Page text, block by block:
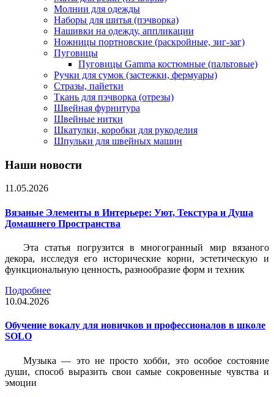
Молнии для одежды
Наборы для шитья (пэчворка)
Нашивки на одежду, аппликации
Ножницы портновские (раскройные, зиг-заг)
Пуговицы
Пуговицы Gamma костюмные (пальтовые)
Ручки для сумок (застежки, фермуары)
Стразы, пайетки
Ткань для пэчворка (отрезы)
Швейная фурнитура
Швейные нитки
Шкатулки, коробки для рукоделия
Шпульки для швейных машин
Наши новости
11.05.2026
Вязаные Элементы в Интерьере: Уют, Текстура и Душа
Домашнего Пространства
Эта статья погрузится в многогранный мир вязаного
декора, исследуя его исторические корни, эстетическую и
функциональную ценность, разнообразие форм и техник
Подробнее
10.04.2026
Обучение вокалу для новичков и профессионалов в школе
SOLO
Музыка — это не просто хобби, это особое состояние
души, способ выразить свои самые сокровенные чувства и
эмоции